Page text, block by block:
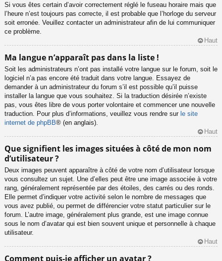
Si vous êtes certain d’avoir correctement réglé le fuseau horaire mais que
l’heure n’est toujours pas correcte, il est probable que l’horloge du serveur
soit erronée. Veuillez contacter un administrateur afin de lui communiquer
ce problème.
Haut
Ma langue n’apparaît pas dans la liste !
Soit les administrateurs n’ont pas installé votre langue sur le forum, soit le
logiciel n’a pas encore été traduit dans votre langue. Essayez de
demander à un administrateur du forum s’il est possible qu’il puisse
installer la langue que vous souhaitez. Si la traduction désirée n’existe
pas, vous êtes libre de vous porter volontaire et commencer une nouvelle
traduction. Pour plus d’informations, veuillez vous rendre sur le site
internet de phpBB® (en anglais).
Haut
Que signifient les images situées à côté de mon nom
d’utilisateur ?
Deux images peuvent apparaître à côté de votre nom d’utilisateur lorsque
vous consultez un sujet. Une d’elles peut être une image associée à votre
rang, généralement représentée par des étoiles, des carrés ou des ronds.
Elle permet d’indiquer votre activité selon le nombre de messages que
vous avez publié, ou permet de différencier votre statut particulier sur le
forum. L’autre image, généralement plus grande, est une image connue
sous le nom d’avatar qui est bien souvent unique et personnelle à chaque
utilisateur.
Haut
Comment puis-je afficher un avatar ?